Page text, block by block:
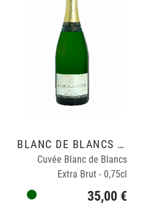
BLANC DE BLANCS GRAND CRU
Cuvée Blanc de Blancs
Extra Brut - 0,75cl
35,00 €